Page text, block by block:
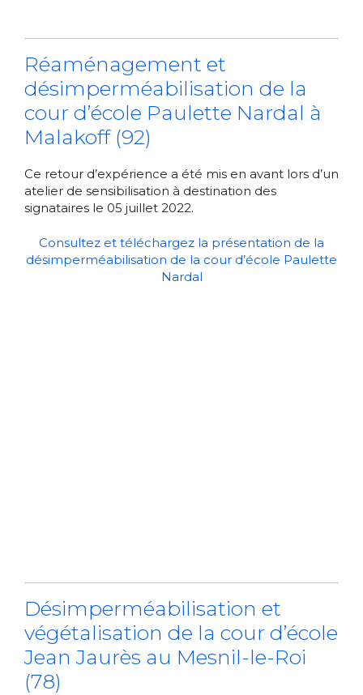
Réaménagement et
désimperméabilisation de la
cour d’école Paulette Nardal à
Malakoff (92)
Ce retour d’expérience a été mis en avant lors d’un
atelier de sensibilisation à destination des
signataires le 05 juillet 2022.
Consultez et téléchargez la présentation de la
désimperméabilisation de la cour d’école Paulette
Nardal
Désimperméabilisation et
végétalisation de la cour d’école
Jean Jaurès au Mesnil-le-Roi
(78)